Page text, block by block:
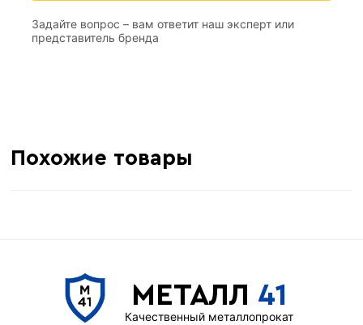
Задайте вопрос – вам ответит наш эксперт или
представитель бренда
Похожие товары
МЕТАЛЛ 41
Качественный металлопрокат